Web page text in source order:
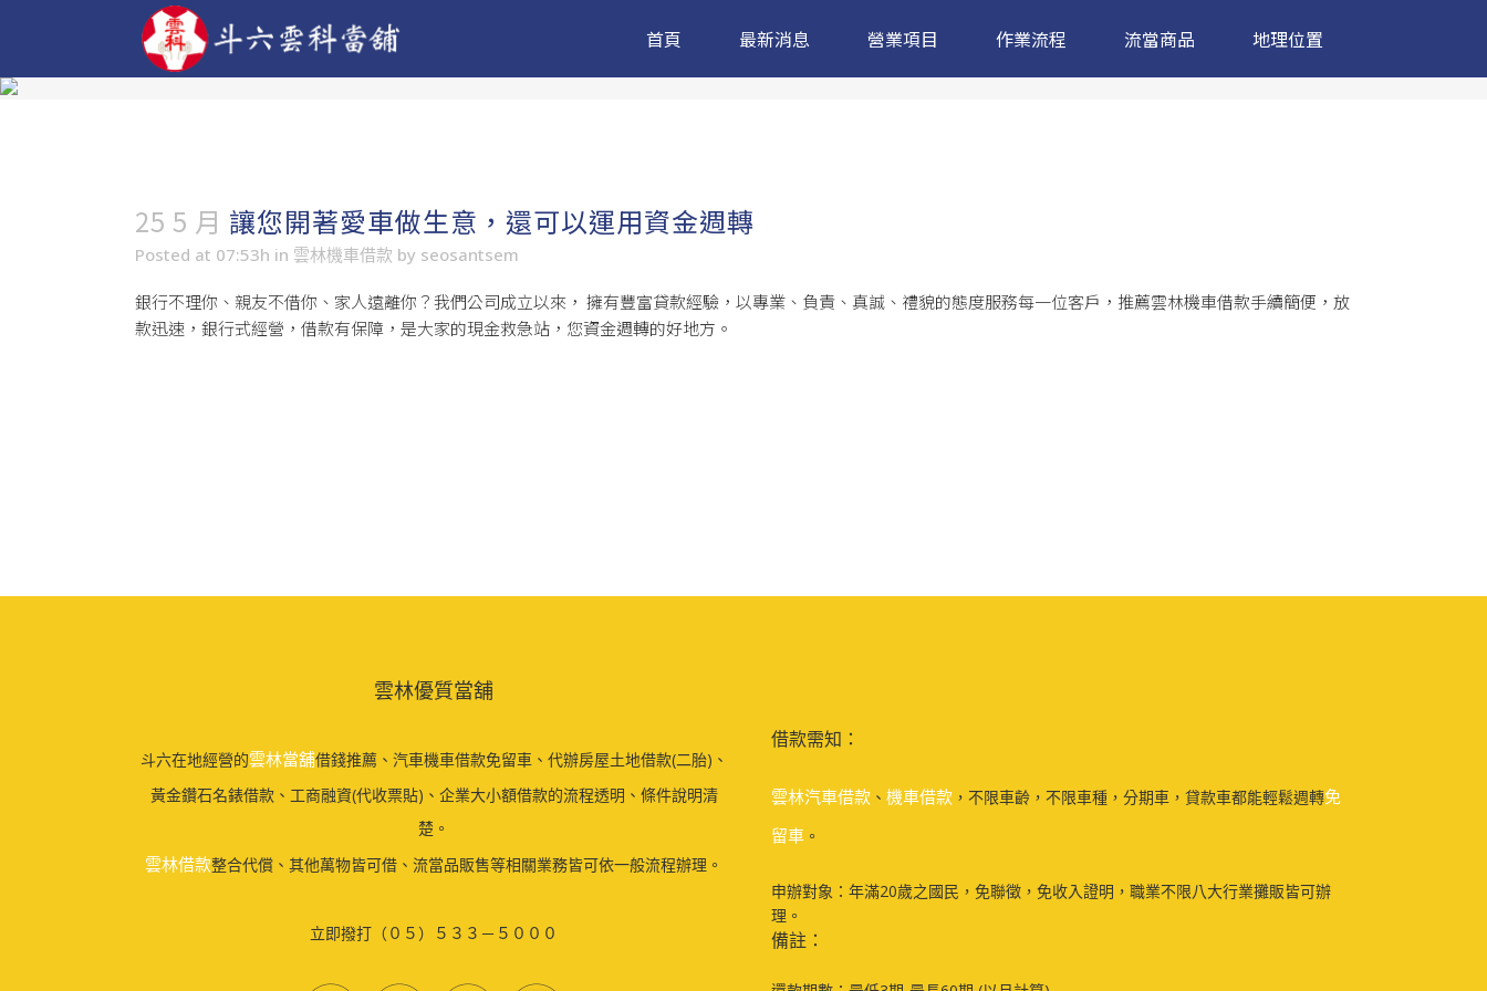
首頁 最新消息 營業項目 作業流程 流當商品 地理位置
25 5 月 讓您開著愛車做生意，還可以運用資金週轉
Posted at 07:53h in 雲林機車借款 by seosantsem
銀行不理你、親友不借你、家人遠離你？我們公司成立以來， 擁有豐富貸款經驗，以專業、負責、真誠、禮貌的態度服務每一位客戶，推薦雲林機車借款手續簡便，放
款迅速，銀行式經營，借款有保障，是大家的現金救急站，您資金週轉的好地方。
雲林優質當舖
斗六在地經營的雲林當舖借錢推薦、汽車機車借款免留車、代辦房屋土地借款(二胎)、
黃金鑽石名錶借款、工商融資(代收票貼)、企業大小額借款的流程透明、條件說明清
楚。
雲林借款整合代償、其他萬物皆可借、流當品販售等相關業務皆可依一般流程辦理。
立即撥打（０５）５３３－５０００
借款需知：
雲林汽車借款 、 機車借款 ，不限車齡，不限車種，分期車，貸款車都能輕鬆週轉免
留車 。
申辦對象：年滿20歲之國民，免聯徵，免收入證明，職業不限八大行業攤販皆可辦
理。
備註：